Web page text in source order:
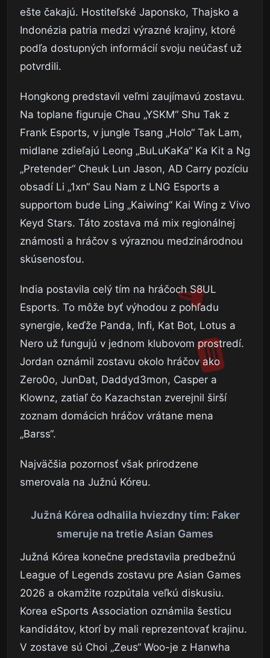
ešte čakajú. Hostiteľské Japonsko, Thajsko a
Indonézia patria medzi výrazné krajiny, ktoré
podľa dostupných informácií svoju neúčasť už
potvrdili.
Hongkong predstavil veľmi zaujímavú zostavu.
Na toplane figuruje Chau „YSKM“ Shu Tak z
Frank Esports, v jungle Tsang „Holo“ Tak Lam,
midlane zdieľajú Leong „BuLuKaKa“ Ka Kit a Ng
„Pretender“ Cheuk Lun Jason, AD Carry pozíciu
obsadí Li „1xn“ Sau Nam z LNG Esports a
supportom bude Ling „Kaiwing“ Kai Wing z Vivo
Keyd Stars. Táto zostava má mix regionálnej
známosti a hráčov s výraznou medzinárodnou
skúsenosťou.
India postavila celý tím na hráčoch S8UL
Esports. To môže byť výhodou z pohľadu
synergie, keďže Panda, Infi, Kat Bot, Lotus a
Nero už fungujú v jednom klubovom prostredí.
Jordan oznámil zostavu okolo hráčov ako
Zero0o, JunDat, Daddyd3mon, Casper a
Klownz, zatiaľ čo Kazachstan zverejnil širší
zoznam domácich hráčov vrátane mena
„Barss“.
Najväčšia pozornosť však prirodzene
smerovala na Južnú Kóreu.
Južná Kórea odhalila hviezdny tím: Faker
smeruje na tretie Asian Games
Južná Kórea konečne predstavila predbežnú
League of Legends zostavu pre Asian Games
2026 a okamžite rozpútala veľkú diskusiu.
Korea eSports Association oznámila šesticu
kandidátov, ktorí by mali reprezentovať krajinu.
V zostave sú Choi „Zeus“ Woo-je z Hanwha